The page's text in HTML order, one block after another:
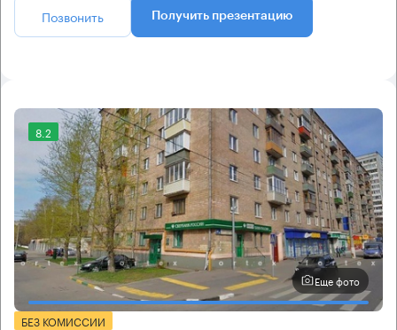
Позвонить Получить презентацию
8.2
Еще фото
БЕЗ КОМИССИИ